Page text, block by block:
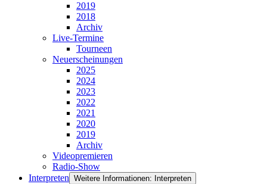
2019
2018
Archiv
Live-Termine
Tourneen
Neuerscheinungen
2025
2024
2023
2022
2021
2020
2019
Archiv
Videopremieren
Radio-Show
Interpreten Weitere Informationen: Interpreten